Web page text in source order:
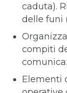
caduta).
delle funi
compiti
Elementi